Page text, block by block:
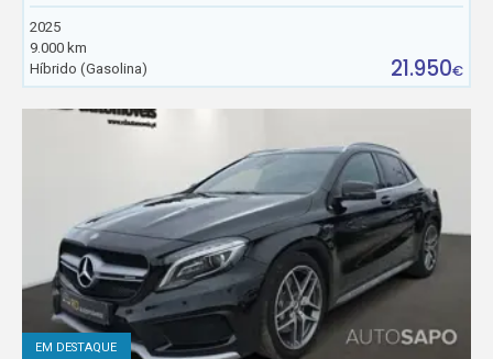
2025
9.000 km
Híbrido (Gasolina)
21.950€
EM DESTAQUE